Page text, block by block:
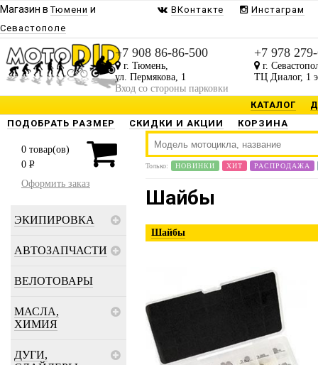
Магазин вТюмени и
Севастополе
ВКонтакте Инстаграм
+7 908 86-86-500
г. Тюмень,
ул. Пермякова, 1
Вход со стороны парковки
+7 978
г.
ТЦ Диалог, 1
КАТАЛОГ
ПОДОБРАТЬ РАЗМЕР
СКИДКИ И АКЦИИ КОРЗИНА
0 товар(ов)
0 P
Оформить заказ
ЭКИПИРОВКА
АВТОЗАПЧАСТИ
ВЕЛОТОВАРЫ
МАСЛА,
ХИМИЯ
ДУГИ,
Только: НОВИНКИ ХИТ РАСПРОДАЖА
Шайбы
Шайбы